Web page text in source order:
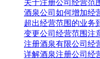
关于注册公司经营范
酒泉公司如何增加经
超出经营范围的业务
变更公司经营范围注
注册酒泉有限公司经
详解酒泉注册公司经